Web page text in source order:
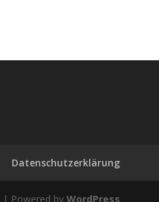
Datenschutzerklärung
| Powered byWordPress